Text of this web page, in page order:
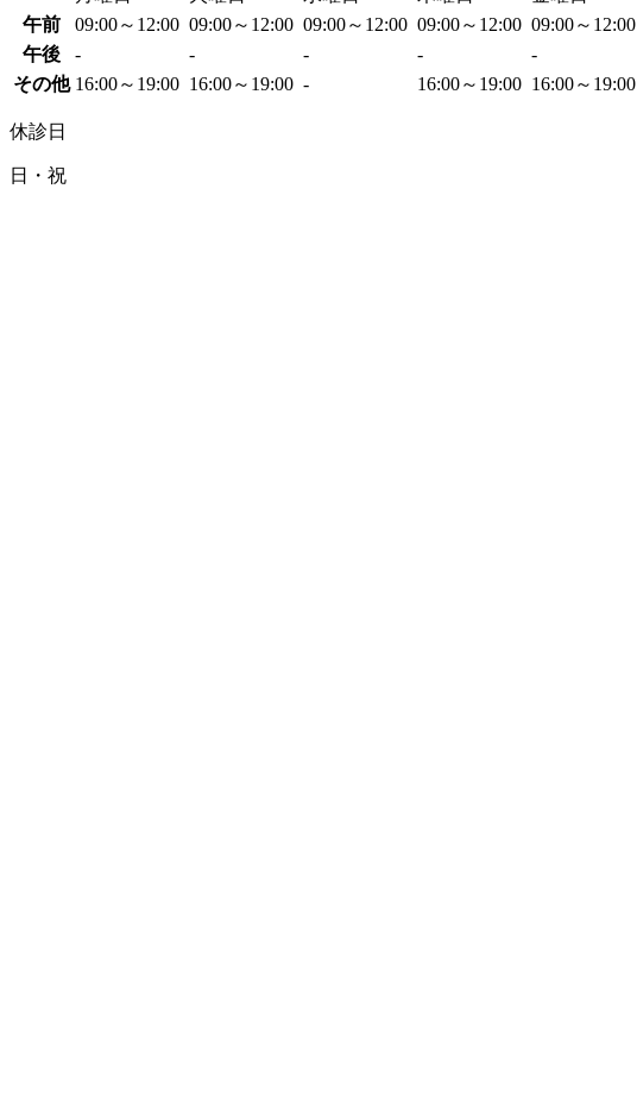
午前
09:00～12:00 09:00～12:00 09:00～12:00 09:00～12:00 09:00～12:00
午後
- - - - -
その他 16:00～19:00 16:00～19:00 - 16:00～19:00 16:00～19:00
休診日
日・祝